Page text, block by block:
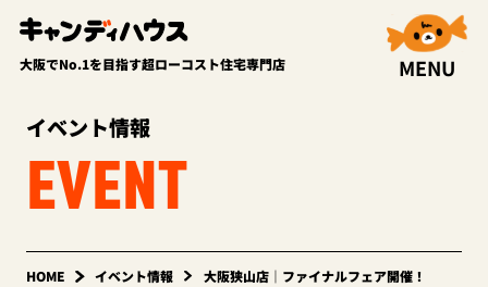
大阪でNo.1を目指す超ローコスト住宅専門店 MENU
イベント情報
EVENT
HOME イベント情報 大阪狭山店｜ファイナルフェア開催！